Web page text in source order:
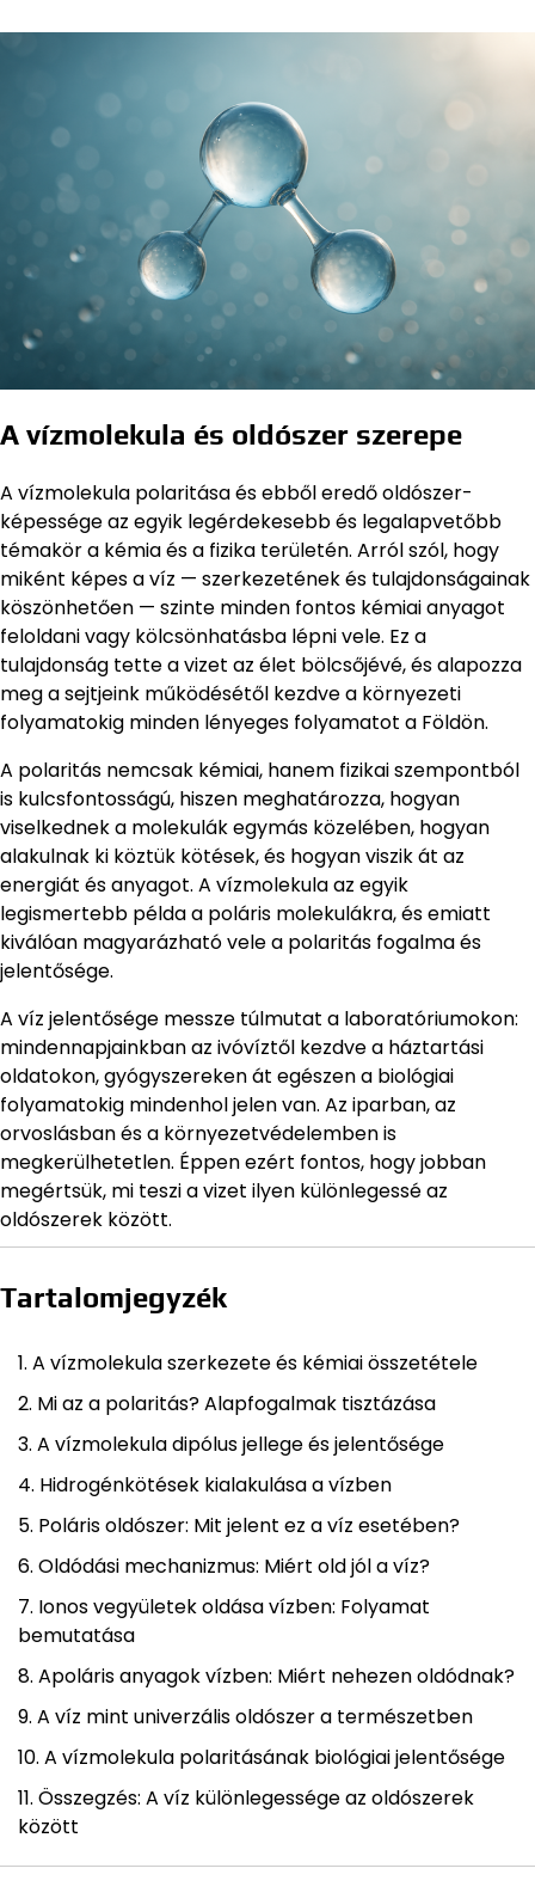
A vízmolekula és oldószer szerepe
A vízmolekula polaritása és ebből eredő oldószer-
képessége az egyik legérdekesebb és legalapvetőbb
témakör a kémia és a fizika területén. Arról szól, hogy
miként képes a víz — szerkezetének és tulajdonságainak
köszönhetően — szinte minden fontos kémiai anyagot
feloldani vagy kölcsönhatásba lépni vele. Ez a
tulajdonság tette a vizet az élet bölcsőjévé, és alapozza
meg a sejtjeink működésétől kezdve a környezeti
folyamatokig minden lényeges folyamatot a Földön.
A polaritás nemcsak kémiai, hanem fizikai szempontból
is kulcsfontosságú, hiszen meghatározza, hogyan
viselkednek a molekulák egymás közelében, hogyan
alakulnak ki köztük kötések, és hogyan viszik át az
energiát és anyagot. A vízmolekula az egyik
legismertebb példa a poláris molekulákra, és emiatt
kiválóan magyarázható vele a polaritás fogalma és
jelentősége.
A víz jelentősége messze túlmutat a laboratóriumokon:
mindennapjainkban az ivóvíztől kezdve a háztartási
oldatokon, gyógyszereken át egészen a biológiai
folyamatokig mindenhol jelen van. Az iparban, az
orvoslásban és a környezetvédelemben is
megkerülhetetlen. Éppen ezért fontos, hogy jobban
megértsük, mi teszi a vizet ilyen különlegessé az
oldószerek között.
Tartalomjegyzék
A vízmolekula szerkezete és kémiai összetétele
Mi az a polaritás? Alapfogalmak tisztázása
A vízmolekula dipólus jellege és jelentősége
Hidrogénkötések kialakulása a vízben
Poláris oldószer: Mit jelent ez a víz esetében?
Oldódási mechanizmus: Miért old jól a víz?
Ionos vegyületek oldása vízben: Folyamat
bemutatása
Apoláris anyagok vízben: Miért nehezen oldódnak?
A víz mint univerzális oldószer a természetben
A vízmolekula polaritásának biológiai jelentősége
Összegzés: A víz különlegessége az oldószerek
között